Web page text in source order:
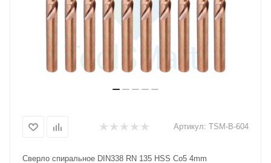
Артикул: TSM-B-604
Сверло спиральное DIN338 RN 135 HSS Co5 4mm